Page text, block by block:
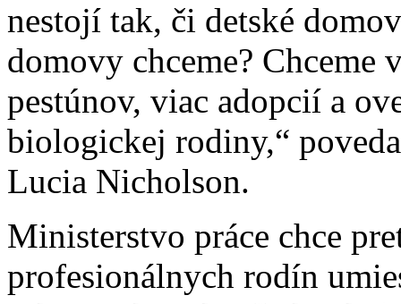
nestojí tak, či detské
domovy chceme?
pestúnov, viac adopcií a
biologickej rodiny,“
Lucia Nicholson.
Ministerstvo práce chce
profesionálnych rodín